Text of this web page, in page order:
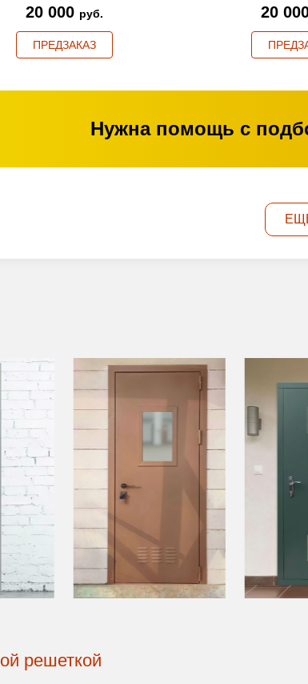
20 000 руб.
ПРЕДЗАКАЗ
20
Нужна помощь с
решеткой